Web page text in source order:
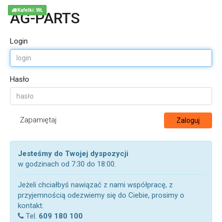
AG-PARTS
Login
Hasło
Zapamiętaj Zaloguj
Jesteśmy do Twojej dyspozycji
w godzinach od 7:30 do 18:00.
Jeżeli chciałbyś nawiązać z nami współpracę, z
przyjemnością odezwiemy się do Ciebie, prosimy o
kontakt:
Tel. 609 180 100
Kafelki: WŁ